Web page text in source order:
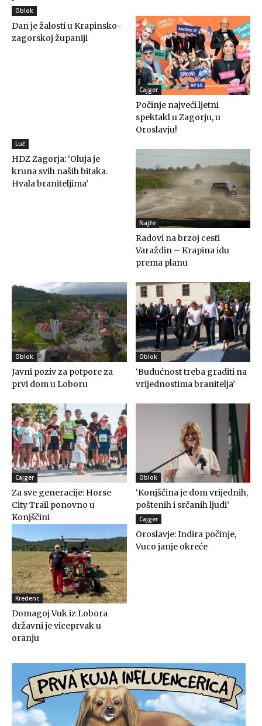
Oblok
Dan je žalosti u Krapinsko-
zagorskoj županiji
Cajger
Počinje najveći ljetni
spektakl u Zagorju, u
Oroslavju!
Luč
HDZ Zagorja: ‘Oluja je
kruna svih naših bitaka.
Hvala braniteljima’
Najže
Radovi na brzoj cesti
Varaždin – Krapina idu
prema planu
Oblok
Javni poziv za potpore za
prvi dom u Loboru
Oblok
‘Budućnost treba graditi na
vrijednostima branitelja’
Cajger
Za sve generacije: Horse
City Trail ponovno u
Konjščini
Oblok
‘Konjščina je dom vrijednih,
poštenih i srčanih ljudi’
Kredenc
Domagoj Vuk iz Lobora
državni je viceprvak u
oranju
Cajger
Oroslavje: Indira počinje,
Vuco janje okreće